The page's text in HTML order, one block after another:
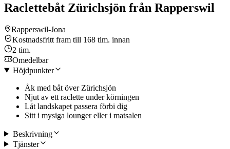
Raclettebåt Zürichsjön från Rapperswil
Rapperswil-Jona
Kostnadsfritt fram till 168 tim. innan
2 tim.
Omedelbar
Höjdpunkter
Åk med båt över Zürichsjön
Njut av ett raclette under körningen
Låt landskapet passera förbi dig
Sitt i mysiga lounger eller i matsalen
Beskrivning
Tjänster